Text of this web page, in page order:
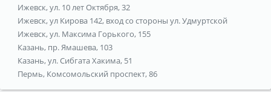
Ижевск, ул. 10 лет Октября, 32
Ижевск, ул Кирова 142, вход со стороны ул. Удмуртской
Ижевск, ул. Максима Горького, 155
Казань, пр. Ямашева, 103
Казань, ул. Сибгата Хакима, 51
Пермь, Комсомольский проспект, 86